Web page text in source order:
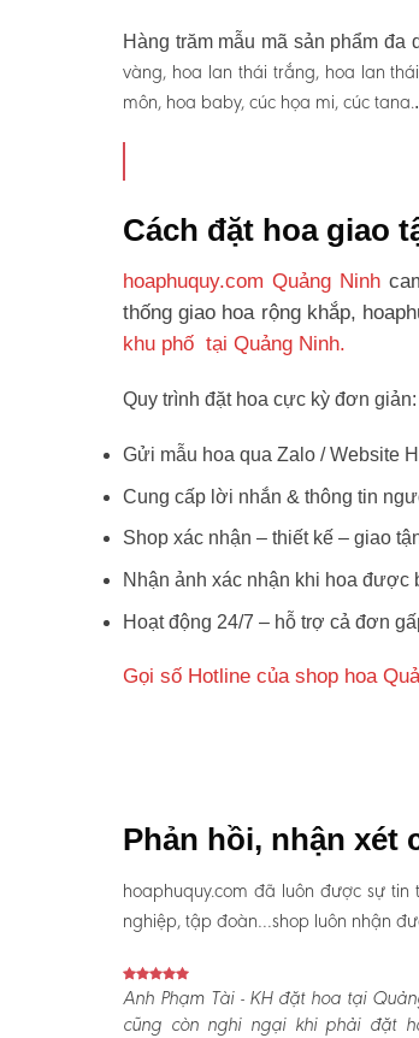
Hàng trăm mẫu mã sản phẩm
vàng, hoa lan thái trắng, hoa lan
môn, hoa baby, cúc họa mi, cúc tana.
Cách đặt hoa giao
hoaphuquy.com Quảng Ninh
thống giao hoa rộng khắp,
khu phố tại Quảng Ninh.
Quy trình đặt hoa cực kỳ đơn giản:
Gửi mẫu hoa qua Zalo / Website
Cung cấp lời nhắn & thông tin
Shop xác nhận – thiết kế – giao
Nhận ảnh xác nhận khi hoa được
Hoạt động 24/7 – hỗ trợ cả đơn
Gọi số Hotline của shop hoa
Phản hồi, nhận xét
hoaphuquy.com đã luôn được sự
nghiệp, tập đoàn…shop luôn nhận
Anh Phạm Tài - KH đặt hoa tại
cũng còn nghi ngại khi phải đặt